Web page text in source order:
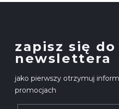
zapisz się do
newslettera
jako pierwszy otrzymuj
promocjach